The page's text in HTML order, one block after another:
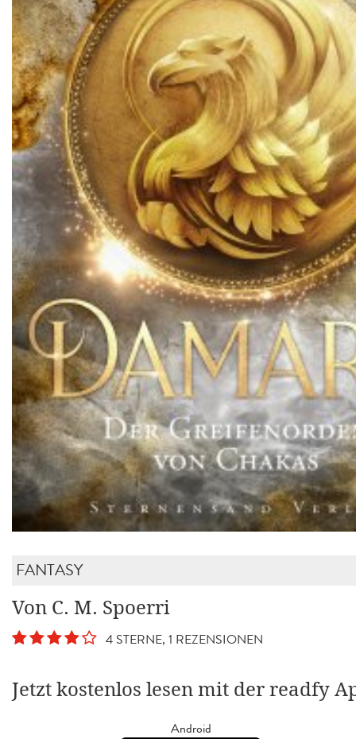
FANTASY
Von C. M. Spoerri
4 STERNE, 1 REZENSIONEN
Jetzt kostenlos lesen mit der readfy
Android